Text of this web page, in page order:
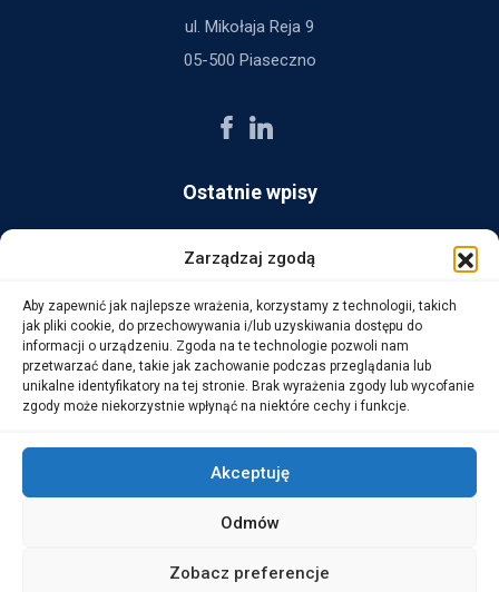
Zarządzaj zgodą
Aby zapewnić jak najlepsze wrażenia, korzystamy z technologii, takich
jak pliki cookie, do przechowywania i/lub uzyskiwania dostępu do
informacji o urządzeniu. Zgoda na te technologie pozwoli nam
przetwarzać dane, takie jak zachowanie podczas przeglądania lub
unikalne identyfikatory na tej stronie. Brak wyrażenia zgody lub wycofanie
zgody może niekorzystnie wpłynąć na niektóre cechy i funkcje.
Akceptuję
Odmów
Zobacz preferencje
ul. Mikołaja Reja 9
05-500 Piaseczno
Ostatnie wpisy
Micro
14 października, 2025
WarehouseLAB: LOGISTYKA 4.0 – Automatyzacja i
Optymalizacja Procesów Logistycznych
ALL RIGHTS RESERVED